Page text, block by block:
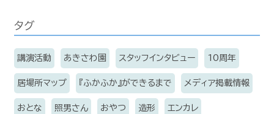
タグ
講演活動 あきさわ園 スタッフインタビュー 10周年
居場所マップ 『ふかふか』ができるまで メディア掲載情報
おとな 照男さん おやつ 造形 エンカレ